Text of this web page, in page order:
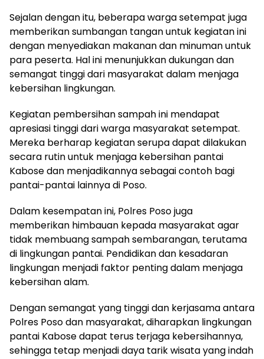
Sejalan dengan itu, beberapa warga setempat juga
memberikan sumbangan tangan untuk kegiatan ini
dengan menyediakan makanan dan minuman untuk
para peserta. Hal ini menunjukkan dukungan dan
semangat tinggi dari masyarakat dalam menjaga
kebersihan lingkungan.
Kegiatan pembersihan sampah ini mendapat
apresiasi tinggi dari warga masyarakat setempat.
Mereka berharap kegiatan serupa dapat dilakukan
secara rutin untuk menjaga kebersihan pantai
Kabose dan menjadikannya sebagai contoh bagi
pantai-pantai lainnya di Poso.
Dalam kesempatan ini, Polres Poso juga
memberikan himbauan kepada masyarakat agar
tidak membuang sampah sembarangan, terutama
di lingkungan pantai. Pendidikan dan kesadaran
lingkungan menjadi faktor penting dalam menjaga
kebersihan alam.
Dengan semangat yang tinggi dan kerjasama antara
Polres Poso dan masyarakat, diharapkan lingkungan
pantai Kabose dapat terus terjaga kebersihannya,
sehingga tetap menjadi daya tarik wisata yang indah